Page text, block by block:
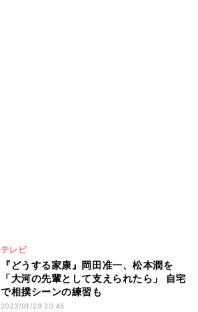
テレビ
『どうする家康』岡田准一、松本潤を
「大河の先輩として支えられたら」 自宅
で相撲シーンの練習も
2023/01/29 20:45